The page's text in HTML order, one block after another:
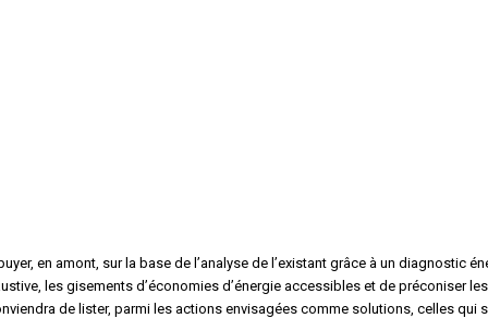
en amont, sur la base de l’analyse de l’existant grâce à un diagnostic
les gisements d’économies d’énergie accessibles et de préconiser
de lister, parmi les actions envisagées comme solutions, celles qui